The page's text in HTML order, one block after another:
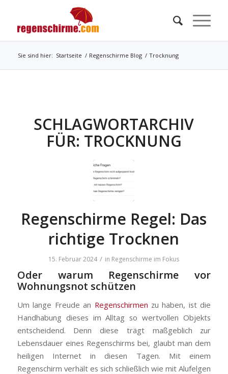
Sie sind hier: Startseite / Regenschirme Blog / Trocknung
SCHLAGWORTARCHIV
FÜR: TROCKNUNG
Regenschirme Regel: Das
richtige Trocknen
15. Februar 2024 / in Regenschirme im Fokus
Oder warum Regenschirme vor
Wohnungsnot schützen
Um lange Freude an Regenschirmen zu haben, ist die
Handhabung dieses im Alltag so wertvollen Objekts
entscheidend. Denn diese trägt maßgeblich zur
Lebensdauer eines Regenschirms bei, glaubt man dem
heiligen Internet in diesen Tagen. Mit einem
Regenschirm verhält es sich schließlich wie mit Alufelgen